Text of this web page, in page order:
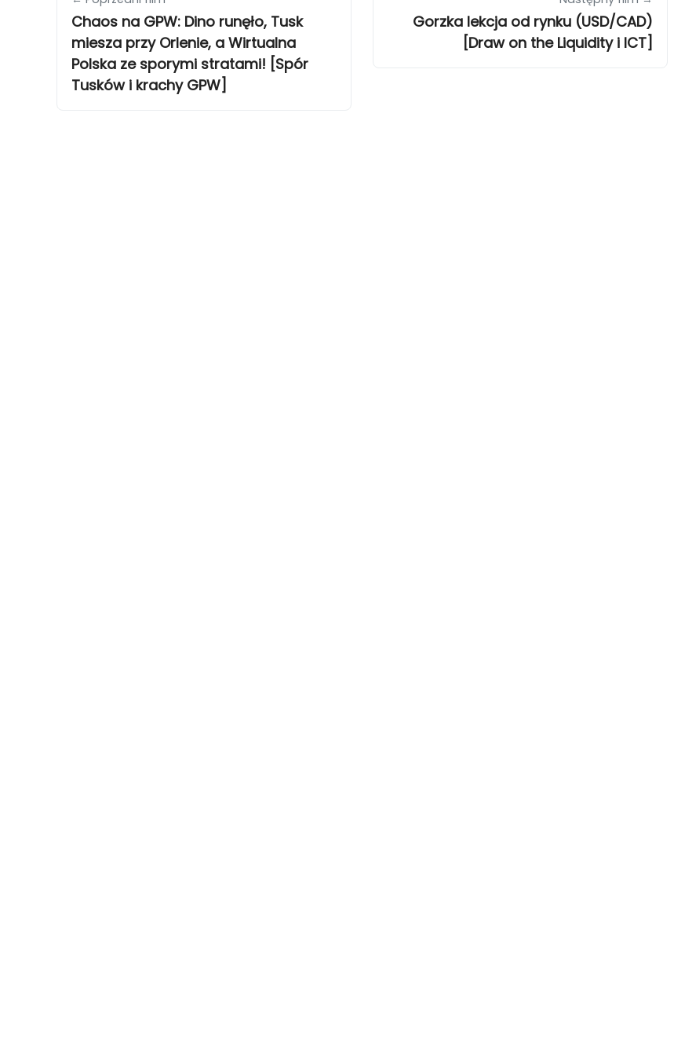
Chaos na GPW: Dino runęło, Tusk
miesza przy Orlenie, a Wirtualna
Polska ze sporymi stratami! [Spór
Tusków i krachy GPW]
Gorzka lekcja od rynku (USD/CAD)
[Draw on the Liquidity i ICT]